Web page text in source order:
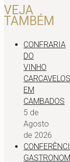
VEJA
TAMBÉM
CONFRARIA
DO
VINHO
CARCAVELOS
EM
CAMBADOS
5 de
Agosto
de 2026